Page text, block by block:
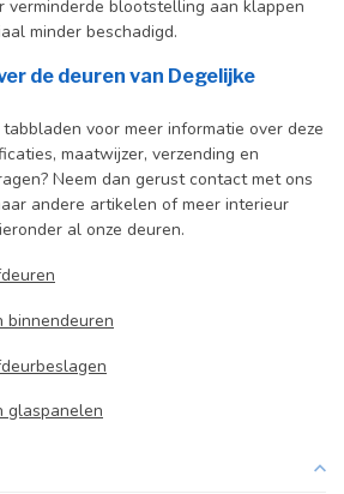
verminderde blootstelling aan klappen
minder beschadigd.
de deuren van Degelijke
voor meer informatie over deze
maatwijzer, verzending en
Neem dan gerust contact met ons
andere artikelen of meer interieur
al onze deuren.
binnendeuren
glaspanelen